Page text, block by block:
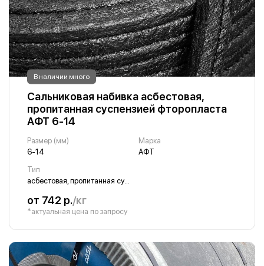
В наличии много
Сальниковая набивка асбестовая,
пропитанная суспензией фторопласта
АФТ 6-14
Размер (мм)
6-14
Марка
АФТ
Тип
от 742 р./кг
*актуальная цена по запросу